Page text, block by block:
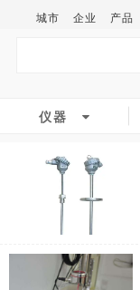
城市 企业 产品
仪器